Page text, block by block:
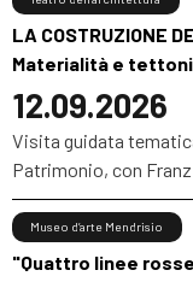
LA COSTRUZIONE
Materialità e
12.09.2026
Visita guidata
Patrimonio, con
"Quattro linee
Museo d’arte Mendrisio